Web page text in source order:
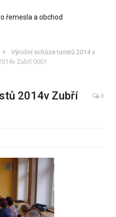
»
Výroční schůze turistů 2014 v
Zubří 0001
2014v Zubří
0